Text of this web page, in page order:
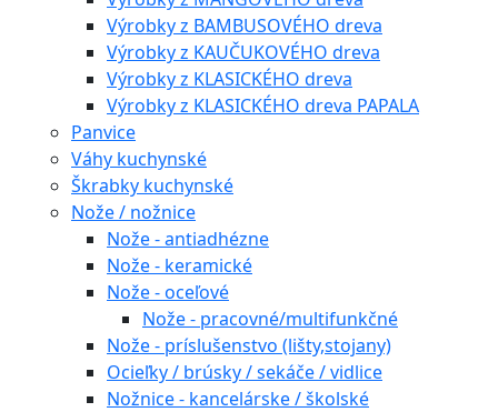
Výrobky z BAMBUSOVÉHO dreva
Výrobky z KAUČUKOVÉHO dreva
Výrobky z KLASICKÉHO dreva
Výrobky z KLASICKÉHO dreva PAPALA
Panvice
Váhy kuchynské
Škrabky kuchynské
Nože / nožnice
Nože - antiadhézne
Nože - keramické
Nože - oceľové
Nože - pracovné/multifunkčné
Nože - príslušenstvo (lišty,stojany)
Ocieľky / brúsky / sekáče / vidlice
Nožnice - kancelárske / školské